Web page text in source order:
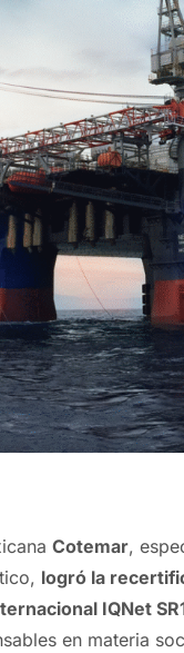
Cotemar,
logró la
IQNet
en materia